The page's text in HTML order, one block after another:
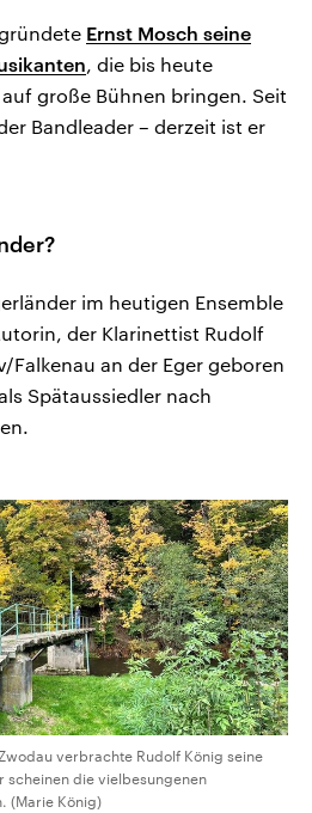
Ernst Mosch seine
, die bis heute
große Bühnen bringen. Seit
Bandleader – derzeit ist er
im heutigen Ensemble
der Klarinettist Rudolf
Falkenau an der Eger geboren
Spätaussiedler nach
verbrachte Rudolf König seine
scheinen die vielbesungenen
(Marie König)